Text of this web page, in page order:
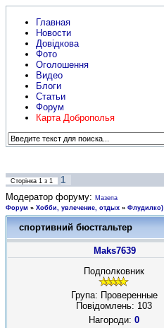
Главная
Новости
Довідкова
Фото
Оголошення
Видео
Блоги
Статьи
Форум
Карта Доброполья
Сторінка 1 з 1
1
Модератор форуму: Мазепа
Форум » Хобби, увлечение, отдых » Флудилко)
спортивний бюстгальтер
Maks7639
Подполковник
Група: Проверенные
Повідомлень: 103
Нагороди: 0